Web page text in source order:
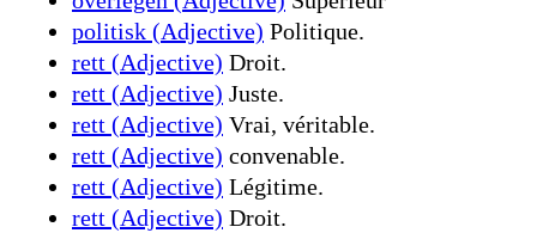
politisk (Adjective) Politique.
rett (Adjective) Droit.
rett (Adjective) Juste.
rett (Adjective) Vrai, véritable.
rett (Adjective) convenable.
rett (Adjective) Légitime.
rett (Adjective) Droit.